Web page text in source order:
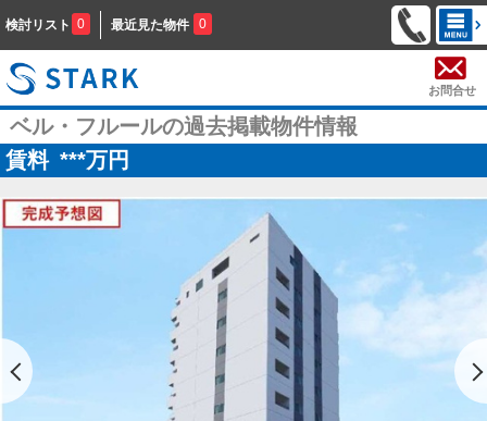
検討リスト 0 最近見た物件 0
お問合せ
ベル・フルールの過去掲載物件情報
賃料 ***万円